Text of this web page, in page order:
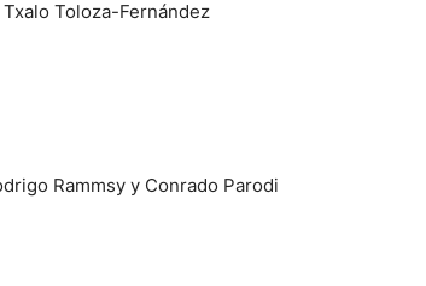
Toloza-Fernández
Rammsy y Conrado Parodi